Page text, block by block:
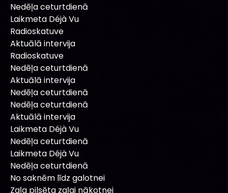
Nedēļa ceturtdienā
Laikmeta Déjà Vu
Radioskatuve
Aktuālā intervija
Radioskatuve
Nedēļa ceturtdienā
Aktuālā intervija
Nedēļa ceturtdienā
Nedēļa ceturtdienā
Aktuālā intervija
Laikmeta Déjà Vu
Nedēļa ceturtdienā
Laikmeta Déjà Vu
Nedēļa ceturtdienā
No saknēm līdz galotnei
Zaļa pilsēta zaļai nākotnei